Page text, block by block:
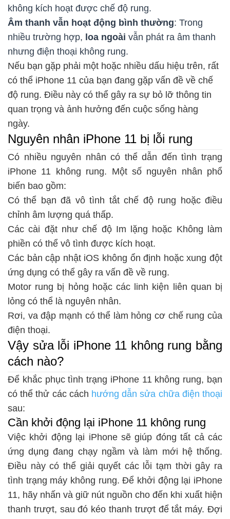
không kích hoạt được chế độ rung.
Âm thanh vẫn hoạt động bình thường: Trong
nhiều trường hợp, loa ngoài vẫn phát ra âm thanh
nhưng điện thoại không rung.
Nếu bạn gặp phải một hoặc nhiều dấu hiệu trên, rất
có thể iPhone 11 của bạn đang gặp vấn đề về chế
độ rung. Điều này có thể gây ra sự bỏ lỡ thông tin
quan trọng và ảnh hưởng đến cuộc sống hàng
ngày.
Nguyên nhân iPhone 11 bị lỗi rung
Có nhiều nguyên nhân có thể dẫn đến tình trạng
iPhone 11 không rung. Một số nguyên nhân phổ
biến bao gồm:
Có thể bạn đã vô tình tắt chế độ rung hoặc điều
chỉnh âm lượng quá thấp.
Các cài đặt như chế độ Im lặng hoặc Không làm
phiền có thể vô tình được kích hoạt.
Các bản cập nhật iOS không ổn định hoặc xung đột
ứng dụng có thể gây ra vấn đề về rung.
Motor rung bị hỏng hoặc các linh kiện liên quan bị
lỏng có thể là nguyên nhân.
Rơi, va đập mạnh có thể làm hỏng cơ chế rung của
điện thoại.
Vậy sửa lỗi iPhone 11 không rung bằng
cách nào?
Để khắc phục tình trạng iPhone 11 không rung, bạn
có thể thử các cách hướng dẫn sửa chữa điện thoại
sau:
Cần khởi động lại iPhone 11 không rung
Việc khởi động lại iPhone sẽ giúp đóng tất cả các
ứng dụng đang chạy ngầm và làm mới hệ thống.
Điều này có thể giải quyết các lỗi tạm thời gây ra
tình trạng máy không rung. Để khởi động lại iPhone
11, hãy nhấn và giữ nút nguồn cho đến khi xuất hiện
thanh trượt, sau đó kéo thanh trượt để tắt máy. Đợi